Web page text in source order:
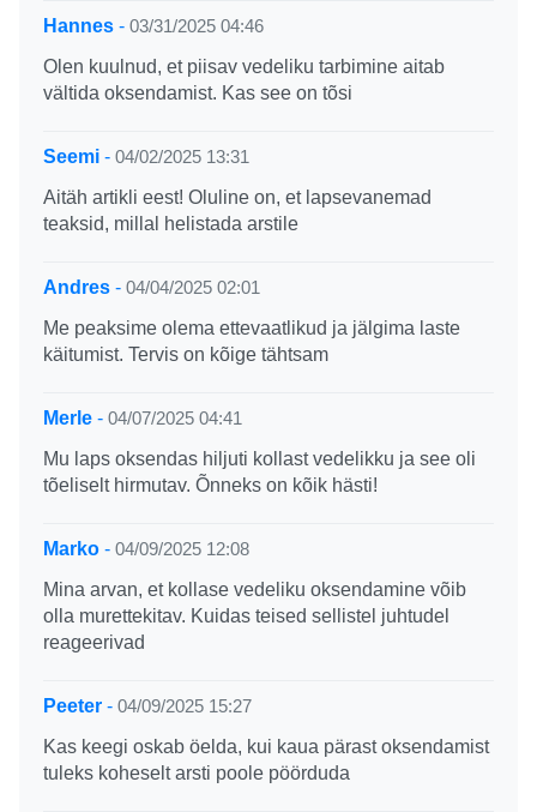
Hannes - 03/31/2025 04:46
Olen kuulnud, et piisav vedeliku tarbimine aitab
vältida oksendamist. Kas see on tõsi
Seemi - 04/02/2025 13:31
Aitäh artikli eest! Oluline on, et lapsevanemad
teaksid, millal helistada arstile
Andres - 04/04/2025 02:01
Me peaksime olema ettevaatlikud ja jälgima laste
käitumist. Tervis on kõige tähtsam
Merle - 04/07/2025 04:41
Mu laps oksendas hiljuti kollast vedelikku ja see oli
tõeliselt hirmutav. Õnneks on kõik hästi!
Marko - 04/09/2025 12:08
Mina arvan, et kollase vedeliku oksendamine võib
olla murettekitav. Kuidas teised sellistel juhtudel
reageerivad
Peeter - 04/09/2025 15:27
Kas keegi oskab öelda, kui kaua pärast oksendamist
tuleks koheselt arsti poole pöörduda